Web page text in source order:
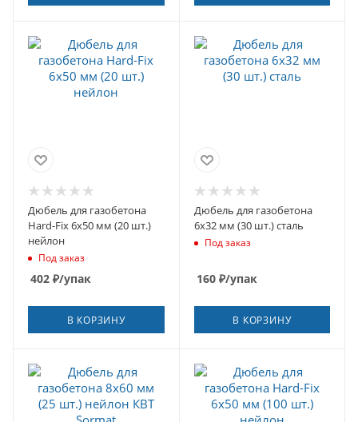
Дюбель для газобетона
Hard-Fix 6x50 мм (20 шт.)
нейлон
Под заказ
402 ₽/упак
В КОРЗИНУ
Дюбель для газобетона
6x32 мм (30 шт.) сталь
Под заказ
160₽/упак
В КОРЗИНУ